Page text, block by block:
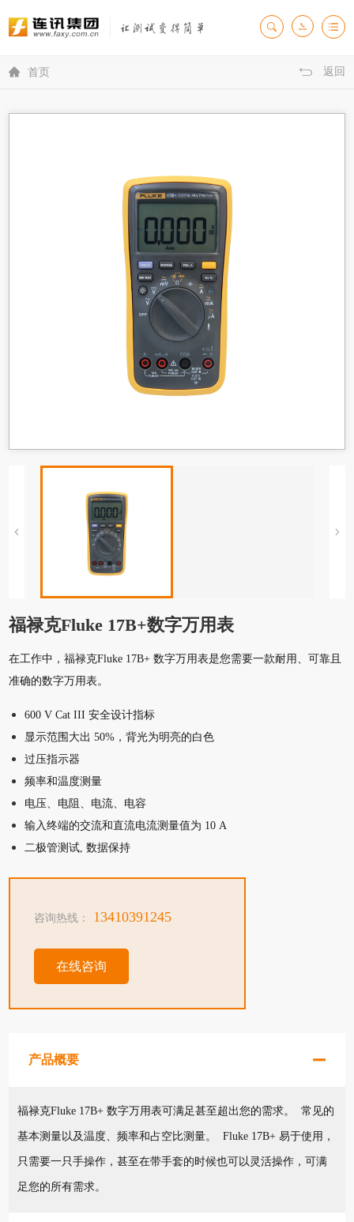
 首页 返回
福禄克Fluke 17B+数字万用表
在工作中，福禄克Fluke 17B+ 数字万用表是您需要一款耐用、可靠且
准确的数字万用表。
600 V Cat III 安全设计指标
显示范围大出 50%，背光为明亮的白色
过压指示器
频率和温度测量
电压、电阻、电流、电容
输入终端的交流和直流电流测量值为 10 A
二极管测试, 数据保持
咨询热线： 13410391245
在线咨询
产品概要
福禄克Fluke 17B+ 数字万用表可满足甚至超出您的需求。 常见的
基本测量以及温度、频率和占空比测量。 Fluke 17B+ 易于使用，
只需要一只手操作，甚至在带手套的时候也可以灵活操作，可满
足您的所有需求。